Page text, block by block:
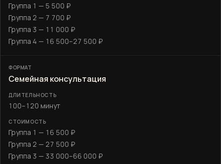
Группа 1 — 5 500 ₽
Группа 2 — 7 700 ₽
Группа 3 — 11 000 ₽
Группа 4 — 16 500–27 500 ₽
Семейная консультация
100–120 минут
Группа 1 — 16 500 ₽
Группа 2 — 27 500 ₽
Группа 3 — 33 000–66 000 ₽